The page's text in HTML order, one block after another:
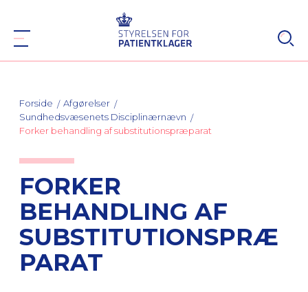
Forside
Afgørelser
Sundhedsvæsenets Disciplinærnævn
Forker behandling af substitutionspræparat
FORKER
BEHANDLING AF
SUBSTITUTIONSPRÆ
PARAT